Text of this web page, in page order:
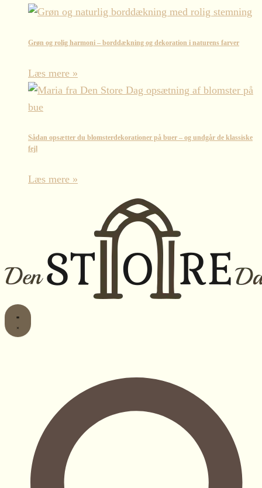
Grøn og rolig harmoni – borddækning og dekoration i naturens farver
Læs mere »
Sådan opsætter du blomsterdekorationer på buer – og undgår de klassiske
fejl
Læs mere »